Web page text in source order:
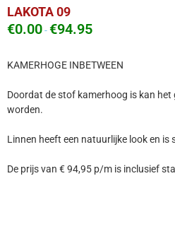
LAKOTA 09
€0.00-€94.95
KAMERHOGE INBETWEEN
Doordat de stof kamerhoog is kan
worden.
Linnen heeft een natuurlijke look en is
De prijs van € 94,95 p/m is inclusief